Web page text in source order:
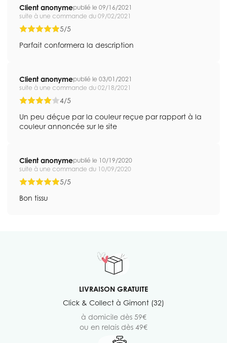
Client anonymepublié le 09/16/2021
suite à une commande du 09/02/2021
5/5
Parfait conformera la description
Client anonymepublié le 03/01/2021
suite à une commande du 02/18/2021
4/5
Un peu déçue par la couleur reçue par rapport à la
couleur annoncée sur le site
Client anonymepublié le 10/19/2020
suite à une commande du 10/09/2020
5/5
Bon tissu
LIVRAISON GRATUITE
Click & Collect à Gimont (32)
à domicile dès 59€
ou en relais dès 49€